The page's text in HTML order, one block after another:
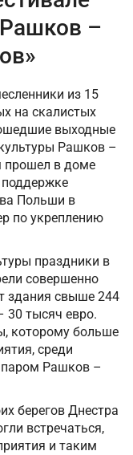
–
из 15
на скалистых
выходные
Рашков –
прошел в доме
Польши в
по укреплению
праздники в
совершенно
здания свыше 244
30 тысяч евро.
которому больше
среди
паром Рашков –
берегов Днестра
встречаться,
и таким